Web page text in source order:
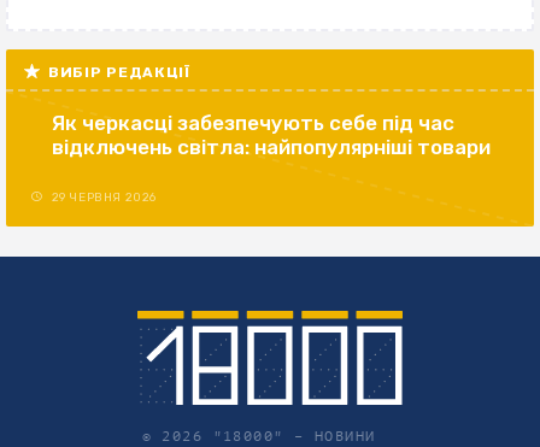
ВИБІР РЕДАКЦІЇ
Як черкасці забезпечують себе під час
відключень світла: найпопулярніші товари
29 ЧЕРВНЯ 2026
© 2026 "18000" – НОВИНИ